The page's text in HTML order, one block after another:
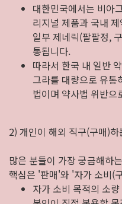
대한민국에서는 비아
리지널 제품과 국내
일부 제네릭(팔팔정,
통됩니다.
따라서 한국 내 일반
그라를 대량으로 유
법이며 약사법 위반으
2) 개인이 해외 직구(구매)
많은 분들이 가장 궁금해하
핵심은 '판매'와 '자가 소비(
자가 소비 목적의 소